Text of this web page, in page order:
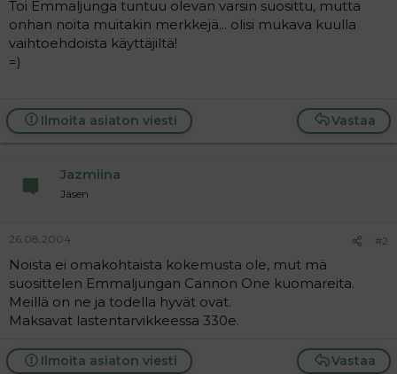
Toi Emmaljunga tuntuu olevan varsin suosittu, mutta
onhan noita muitakin merkkejä... olisi mukava kuulla
vaihtoehdoista käyttäjiltä!
=)
Vastaa
Ilmoita asiaton viesti
Jazmiina
Jäsen
26.08.2004 #2
Noista ei omakohtaista kokemusta ole, mut mä
suosittelen Emmaljungan Cannon One kuomareita.
Meillä on ne ja todella hyvät ovat.
Maksavat lastentarvikkeessa 330e.
Vastaa
Ilmoita asiaton viesti